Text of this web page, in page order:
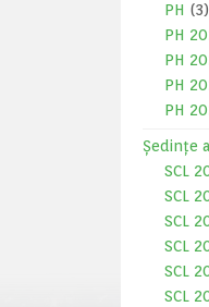
PH (3)
PH
PH
PH
PH
Ședințe
SCL
SCL
SCL
SCL
SCL
SCL